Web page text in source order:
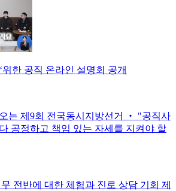
위한 공직 온라인 설명회 공개
는 제9회 전국동시지방선거 ‧ "공직사
공정하고 책임 있는 자세를 지켜야 할
전반에 대한 체험과 진로 상담 기회 제